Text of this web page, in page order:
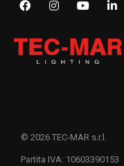
© 2026 TEC-MAR s.r.l.
Partita IVA: 10603390153